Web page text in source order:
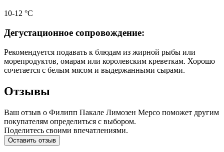
10-12 °С
Дегустационное сопровождение:
Рекомендуется подавать к блюдам из жирной рыбы или
морепродуктов, омарам или королевским креветкам. Хорошо
сочетается с белым мясом и выдержанными сырами.
Отзывы
Ваш отзыв о Филипп Пакале Лимозен Мерсо поможет другим
покупателям определиться с выбором.
Поделитесь своими впечатлениями.
Оставить отзыв